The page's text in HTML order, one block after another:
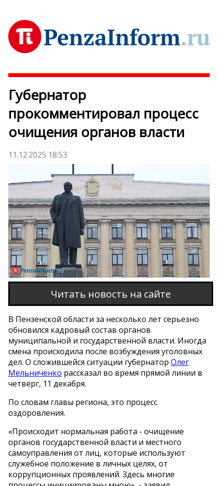
Губернатор
прокомментировал процесс
очищения органов власти
11.12.2025 18:53
Читать новость на сайте
В Пензенской области за несколько лет серьезно
обновился кадровый состав органов
муниципальной и государственной власти. Иногда
смена происходила после возбуждения уголовных
дел. О сложившейся ситуации губернатор Олег
Мельниченко рассказал во время прямой линии в
четверг, 11 декабря.
По словам главы региона, это процесс
оздоровления.
«Происходит нормальная работа - очищение
органов государственной власти и местного
самоуправления от лиц, которые используют
служебное положение в личных целях, от
коррупционных проявлений. Здесь многие